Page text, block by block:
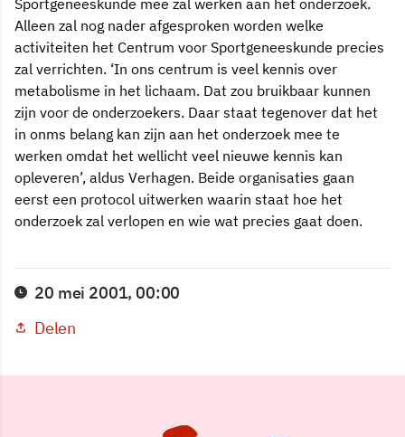
Alleen zal nog nader afgesproken worden welke
activiteiten het Centrum voor Sportgeneeskunde precies
zal verrichten. ‘In ons centrum is veel kennis over
metabolisme in het lichaam. Dat zou bruikbaar kunnen
zijn voor de onderzoekers. Daar staat tegenover dat het
in onms belang kan zijn aan het onderzoek mee te
werken omdat het wellicht veel nieuwe kennis kan
opleveren’, aldus Verhagen. Beide organisaties gaan
eerst een protocol uitwerken waarin staat hoe het
onderzoek zal verlopen en wie wat precies gaat doen.
20 mei 2001, 00:00
Delen